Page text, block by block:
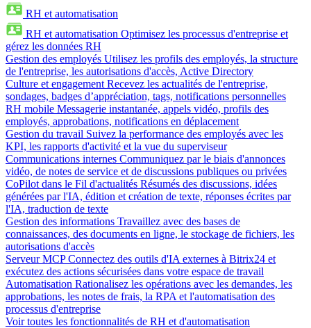
RH et automatisation
RH et automatisation Optimisez les processus d'entreprise et
gérez les données RH
Gestion des employés Utilisez les profils des employés, la structure
de l'entreprise, les autorisations d'accès, Active Directory
Culture et engagement Recevez les actualités de l'entreprise,
sondages, badges d’appréciation, tags, notifications personnelles
RH mobile Messagerie instantanée, appels vidéo, profils des
employés, approbations, notifications en déplacement
Gestion du travail Suivez la performance des employés avec les
KPI, les rapports d'activité et la vue du superviseur
Communications internes Communiquez par le biais d'annonces
vidéo, de notes de service et de discussions publiques ou privées
CoPilot dans le Fil d'actualités Résumés des discussions, idées
générées par l'IA, édition et création de texte, réponses écrites par
l'IA, traduction de texte
Gestion des informations Travaillez avec des bases de
connaissances, des documents en ligne, le stockage de fichiers, les
autorisations d'accès
Serveur MCP Connectez des outils d'IA externes à Bitrix24 et
exécutez des actions sécurisées dans votre espace de travail
Automatisation Rationalisez les opérations avec les demandes, les
approbations, les notes de frais, la RPA et l'automatisation des
processus d'entreprise
Voir toutes les fonctionnalités de RH et d'automatisation